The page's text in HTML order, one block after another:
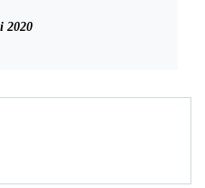
2020